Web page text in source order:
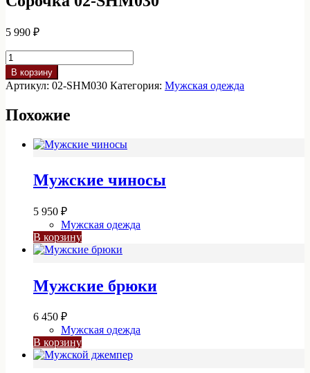
5 990 ₽
Количество
товара
Сорочка
02-
В корзину
Артикул: 02-SHM030 Категория: Мужская одежда
Похожие
Мужские чиносы
5 950 ₽
Мужская одежда
В корзину
Мужские брюки
6 450 ₽
Мужская одежда
В корзину